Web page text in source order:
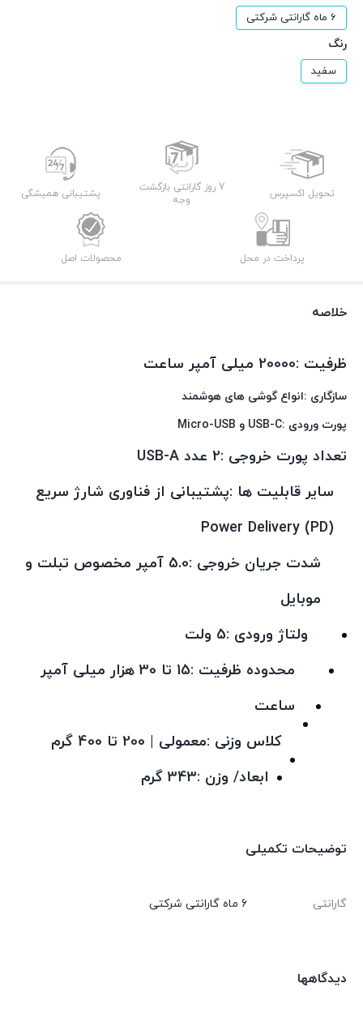
6 ماه گارانتی شرکتی
رنگ
سفید
تحویل اکسپرس
7 روز گارانتی بازگشت
وجه
پشتیبانی همیشگی
پرداخت در محل محصولات اصل
خلاصه
ظرفیت :20000 میلی آمپر ساعت
سازگاری :انواع گوشی های هوشمند
پورت ورودی :USB-C و Micro-USB
تعداد پورت خروجی :2 عدد USB-A
سایر قابلیت‌ ها :پشتیبانی از فناوری شارژ سریع
Power Delivery (PD)
شدت جریان خروجی :5.0 آمپر مخصوص تبلت و
موبایل
ولتاژ ورودی :5 ولت
محدوده ظرفیت :15 تا 30 هزار میلی آمپر
ساعت
کلاس وزنی :معمولی | 200 تا 400 گرم
ابعاد/ وزن :343 گرم
توضیحات تکمیلی
گارانتی 6 ماه گارانتی شرکتی
دیدگاهها